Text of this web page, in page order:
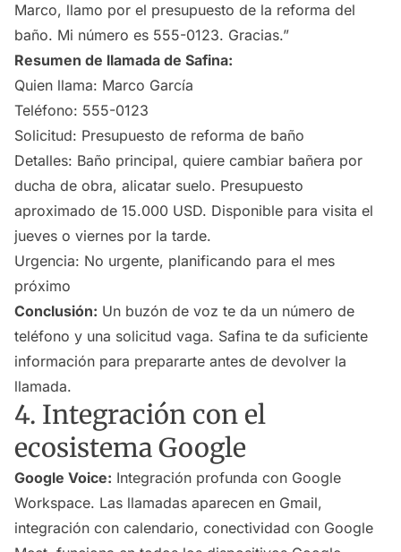
Marco, llamo por el presupuesto de la reforma del
baño. Mi número es 555-0123. Gracias.”
Resumen de llamada de Safina:
Quien llama: Marco García
Teléfono: 555-0123
Solicitud: Presupuesto de reforma de baño
Detalles: Baño principal, quiere cambiar bañera por
ducha de obra, alicatar suelo. Presupuesto
aproximado de 15.000 USD. Disponible para visita el
jueves o viernes por la tarde.
Urgencia: No urgente, planificando para el mes
próximo
Conclusión: Un buzón de voz te da un número de
teléfono y una solicitud vaga. Safina te da suficiente
información para prepararte antes de devolver la
llamada.
4. Integración con el
ecosistema Google
Google Voice: Integración profunda con Google
Workspace. Las llamadas aparecen en Gmail,
integración con calendario, conectividad con Google